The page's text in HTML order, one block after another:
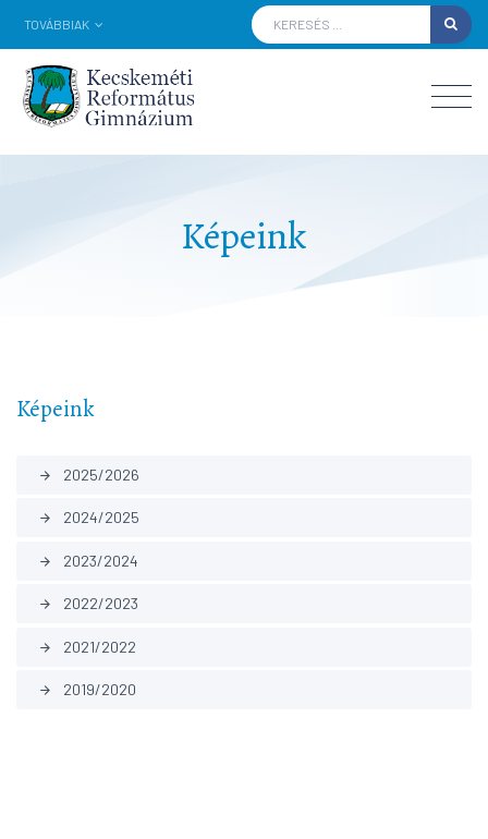
TOVÁBBIAK
Képeink
Képeink
arrow_forward 2025/2026
arrow_forward 2024/2025
arrow_forward 2023/2024
arrow_forward 2022/2023
arrow_forward 2021/2022
arrow_forward 2019/2020